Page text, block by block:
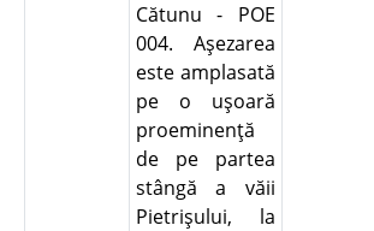
Cătunu - POE
004. Aşezarea
este amplasată
pe o uşoară
proeminenţă
de pe partea
stângă a văii
Pietrişului, la